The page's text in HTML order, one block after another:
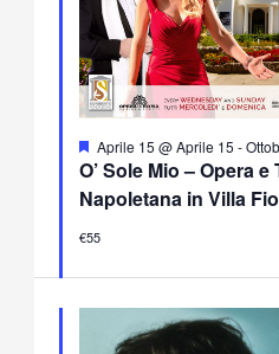
O’ Sole Mio – Opera
Napoletana in Villa
Segnalati
Aprile 15 @ Aprile 15 -
€55